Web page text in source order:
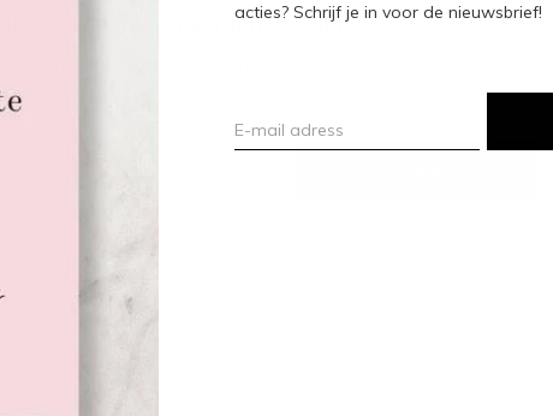
acties? Schrijf je in voor de nieuwsbrief!
je aan voor onze nieuwsbrief
de nieuwste aanbiedingen en promoties